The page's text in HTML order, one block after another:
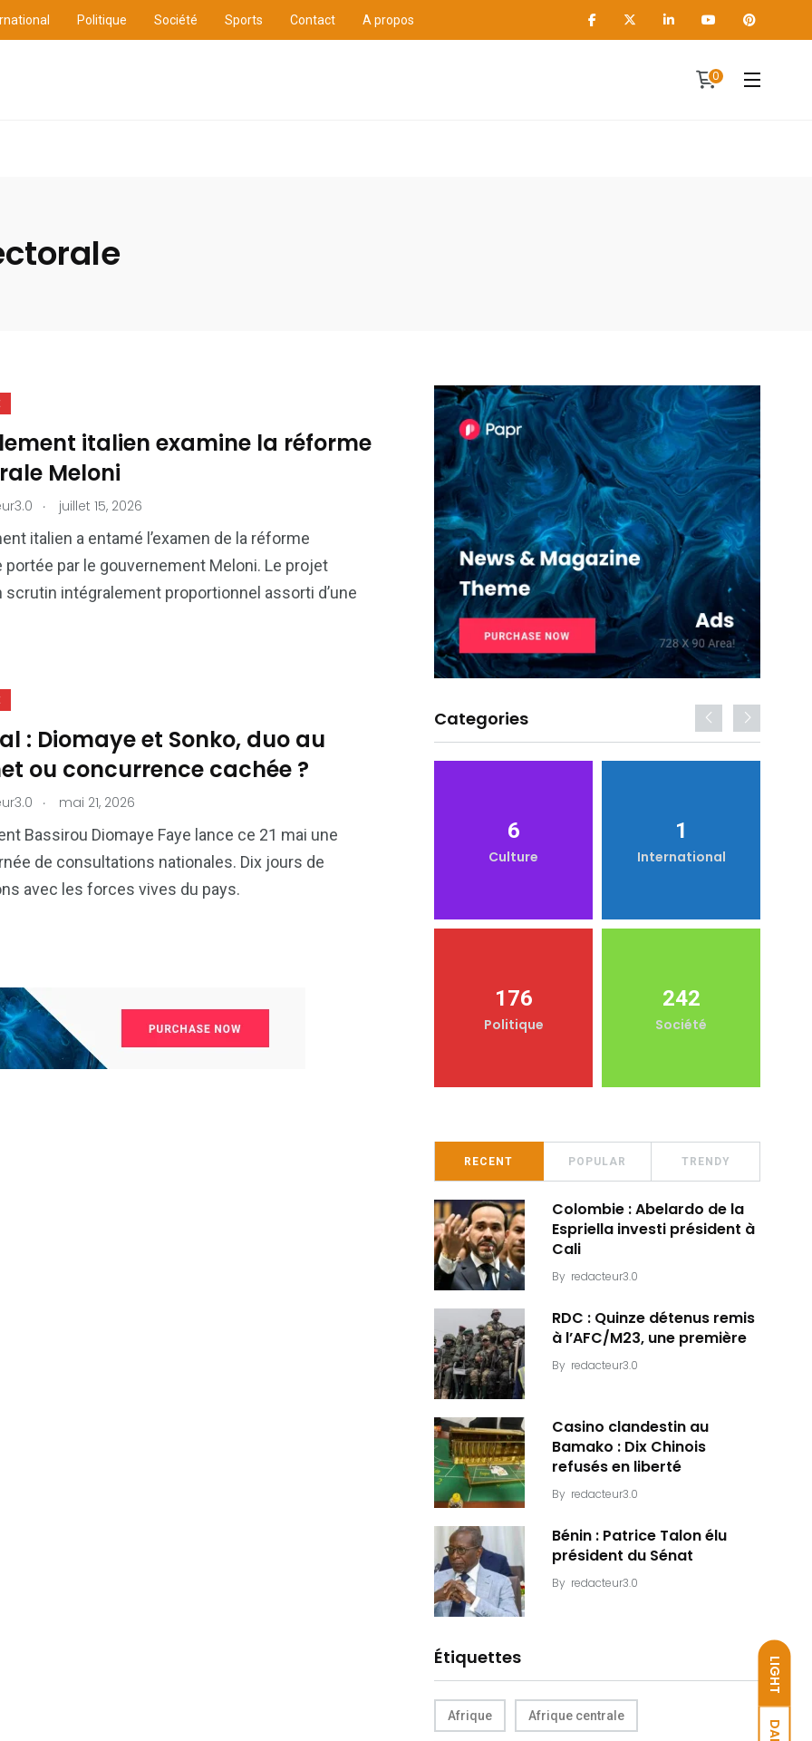
LIGHT
Politique Société Sports Contact A propos
0
italien examine la réforme
Meloni
. juillet 15, 2026
italien a entamé l’examen de la réforme
portée par le gouvernement Meloni. Le projet
scrutin intégralement proportionnel assorti d’une
: Diomaye et Sonko, duo au
ou concurrence cachée ?
. mai 21, 2026
Bassirou Diomaye Faye lance ce 21 mai une
de consultations nationales. Dix jours de
avec les forces vives du pays.
Categories
81
Sports
42
Uncategorized
6
Culture
1
International
176
Politique
242
Société
RECENT POPULAR TRENDY
Colombie : Abelardo de la
Espriella investi président à
Cali
By redacteur3.0
RDC : Quinze détenus remis
à l’AFC/M23, une première
By redacteur3.0
Casino clandestin au
Bamako : Dix Chinois
refusés en liberté
By redacteur3.0
Bénin : Patrice Talon élu
président du Sénat
By redacteur3.0
Étiquettes
Afrique Afrique centrale